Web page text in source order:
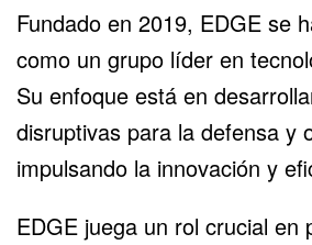
Fundado en 2019, EDGE se
como un grupo líder en
Su enfoque está en
disruptivas para la defensa y
impulsando la innovación y
EDGE juega un rol crucial en